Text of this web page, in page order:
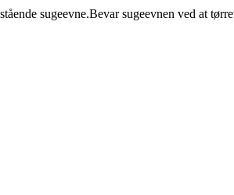
sugeevne.Bevar sugeevnen ved at